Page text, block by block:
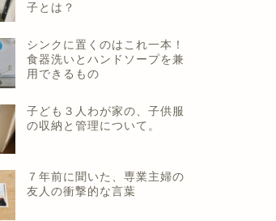
子とは？
シンクに置くのはこれ一本！
食器洗いとハンドソープを兼
用できるもの
子ども３人わが家の、子供服
の収納と管理について。
７年前に聞いた、専業主婦の
友人の衝撃的な言葉